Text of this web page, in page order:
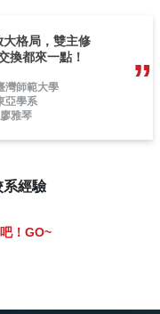
格局，雙主修
換都來一點！
灣師範大學
亞學系
廖雅琴
系經驗
！GO~